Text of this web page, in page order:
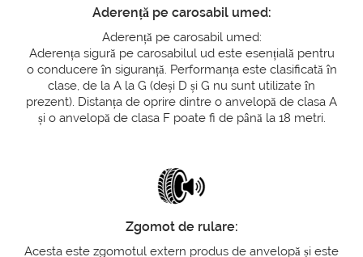
Aderență pe carosabil umed:
Aderență pe carosabil umed:
Aderența sigură pe carosabilul ud este esențială pentru
o conducere în siguranță. Performanța este clasificată în
clase, de la A la G (deși D și G nu sunt utilizate în
prezent). Distanța de oprire dintre o anvelopă de clasa A
și o anvelopă de clasa F poate fi de până la 18 metri.
Zgomot de rulare:
Acesta este zgomotul extern produs de anvelopă și este